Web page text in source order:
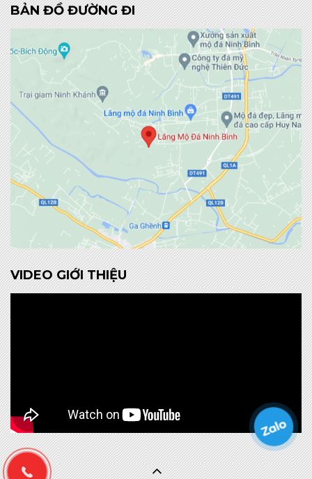
BẢN ĐỒ ĐƯỜNG ĐI
VIDEO GIỚI THIỆU